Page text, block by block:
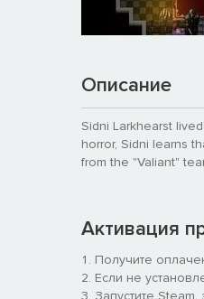
Описание
Sidni Larkhearst
horror, Sidni learns
from the "Valiant"
Активация
Получите
Если не
Запустите